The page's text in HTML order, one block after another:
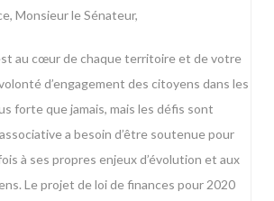
Monsieur le Sénateur,
au cœur de chaque territoire et de votre
d’engagement des citoyens dans les
forte que jamais, mais les défis sont
a besoin d’être soutenue pour
à ses propres enjeux d’évolution et aux
Le projet de loi de finances pour 2020